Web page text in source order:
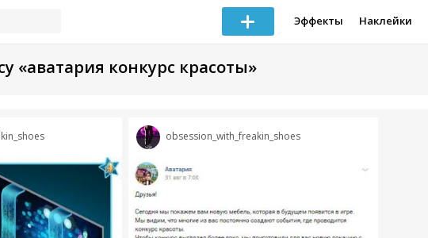
Эффекты Наклейки
«аватария конкурс красоты»
obsession_with_freakin_shoes